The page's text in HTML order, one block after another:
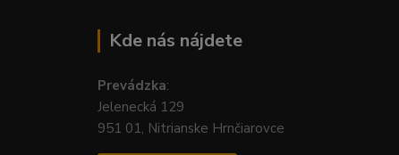
Kde nás nájdete
Prevádzka:
Jelenecká 129
951 01, Nitrianske Hrnčiarovce